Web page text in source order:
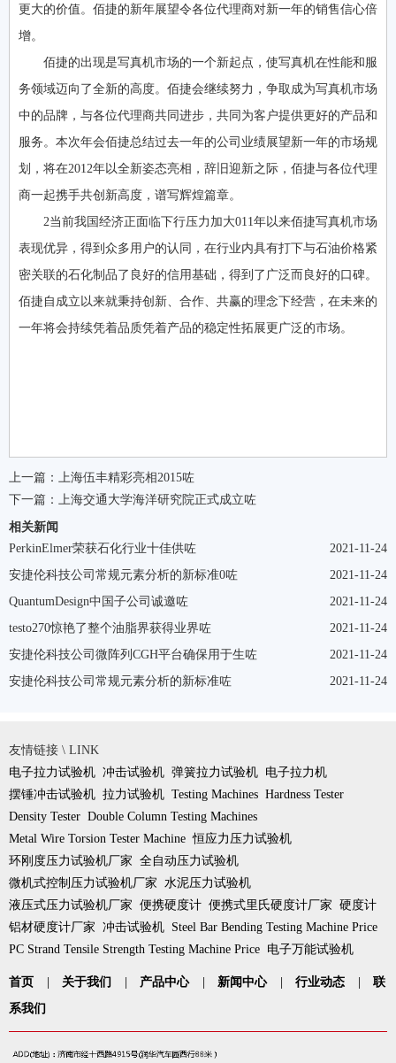
更大的价值。佰捷的新年展望令各位代理商对新一年的销售信心倍
增。
佰捷的出现是写真机市场的一个新起点，使写真机在性能和服
务领域迈向了全新的高度。佰捷会继续努力，争取成为写真机市场
中的品牌，与各位代理商共同进步，共同为客户提供更好的产品和
服务。本次年会佰捷总结过去一年的公司业绩展望新一年的市场规
划，将在2012年以全新姿态亮相，辞旧迎新之际，佰捷与各位代理
商一起携手共创新高度，谱写辉煌篇章。
2当前我国经济正面临下行压力加大011年以来佰捷写真机市场
表现优异，得到众多用户的认同，在行业内具有打下与石油价格紧
密关联的石化制品了良好的信用基础，得到了广泛而良好的口碑。
佰捷自成立以来就秉持创新、合作、共赢的理念下经营，在未来的
一年将会持续凭着品质凭着产品的稳定性拓展更广泛的市场。
上一篇：
上海伍丰精彩亮相2015咗
下一篇：
上海交通大学海洋研究院正式成立咗
相关新闻
2021-11-24
PerkinElmer荣获石化行业十佳供咗
2021-11-24
安捷伦科技公司常规元素分析的新标准0咗
2021-11-24
QuantumDesign中国子公司诚邀咗
2021-11-24
testo270惊艳了整个油脂界获得业界咗
2021-11-24
安捷伦科技公司微阵列CGH平台确保用于生咗
2021-11-24
安捷伦科技公司常规元素分析的新标准咗
友情链接 \ LINK
电子拉力试验机 冲击试验机 弹簧拉力试验机 电子拉力机
摆锤冲击试验机 拉力试验机 Testing Machines Hardness Tester
Density Tester Double Column Testing Machines
Metal Wire Torsion Tester Machine 恒应力压力试验机
环刚度压力试验机厂家 全自动压力试验机
微机式控制压力试验机厂家 水泥压力试验机
液压式压力试验机厂家 便携硬度计 便携式里氏硬度计厂家 硬度计
铝材硬度计厂家 冲击试验机 Steel Bar Bending Testing Machine Price
PC Strand Tensile Strength Testing Machine Price 电子万能试验机
首页 | 关于我们 | 产品中心 | 新闻中心 | 行业动态 |
联
系我们